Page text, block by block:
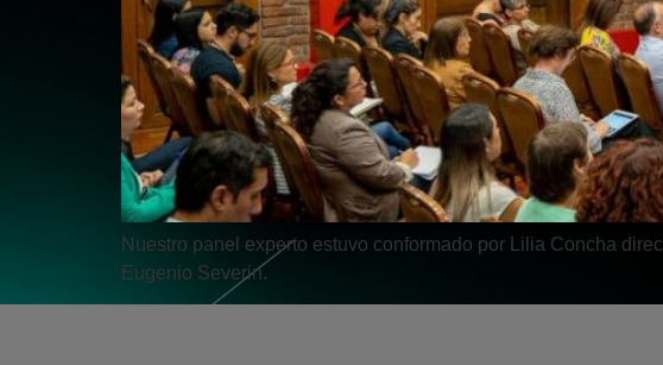
Nuestro panel experto estuvo conformado por Lilia Concha
Eugenio Severin.